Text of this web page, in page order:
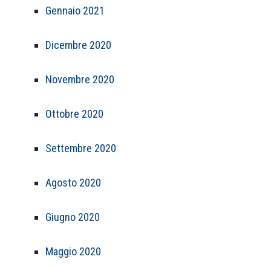
Gennaio 2021
Dicembre 2020
Novembre 2020
Ottobre 2020
Settembre 2020
Agosto 2020
Giugno 2020
Maggio 2020